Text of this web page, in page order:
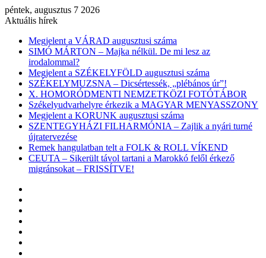
péntek, augusztus 7 2026
Aktuális hírek
Megjelent a VÁRAD augusztusi száma
SIMÓ MÁRTON – Majka nélkül. De mi lesz az
irodalommal?
Megjelent a SZÉKELYFÖLD augusztusi száma
SZÉKELYMUZSNA – Dicsértessék, „plébános úr”!
X. HOMORÓDMENTI NEMZETKÖZI FOTÓTÁBOR
Székelyudvarhelyre érkezik a MAGYAR MENYASSZONY
Megjelent a KORUNK augusztusi száma
SZENTEGYHÁZI FILHARMÓNIA – Zajlik a nyári turné
újratervezése
Remek hangulatban telt a FOLK & ROLL VÍKEND
CEUTA – Sikerült távol tartani a Marokkó felől érkező
migránsokat – FRISSÍTVE!